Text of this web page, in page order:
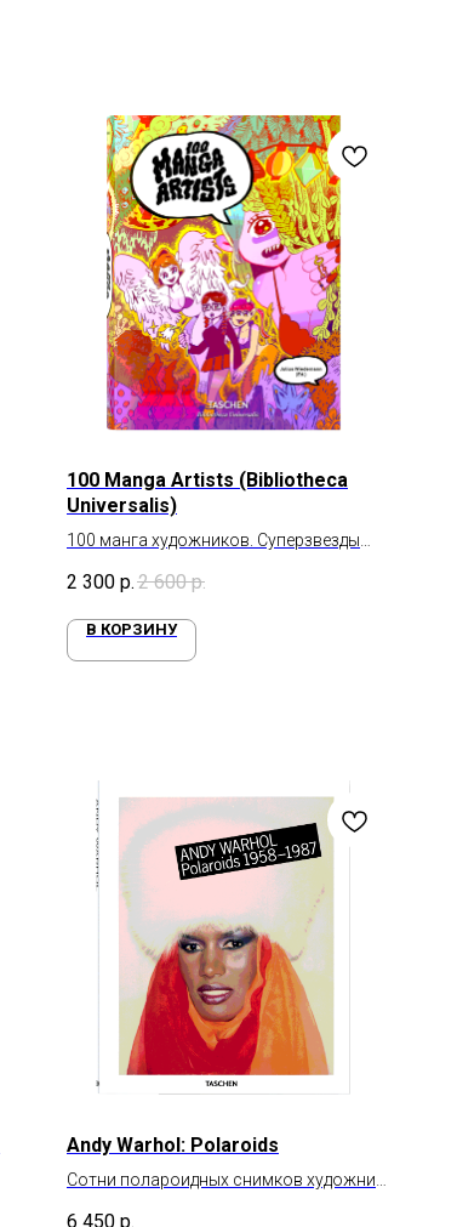
100 Manga Artists (Bibliotheca
Universalis)
100 манга художников. Cуперзвезды
2 300 р. 2 600 р.
В КОРЗИНУ
Andy Warhol: Polaroids
Сотни полароидных снимков художника
6 450 р.